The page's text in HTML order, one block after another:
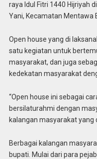
raya Idul Fitri 1440 Hijriyah
Yani, Kecamatan Mentawa
Open house yang di
satu kegiatan untuk
masyarakat, dan juga
kedekatan masyarakat
“Open house ini sebagai
bersilaturahmi dengan
kalangan masyarakat yang
Berbagai kalangan
bupati. Mulai dari para